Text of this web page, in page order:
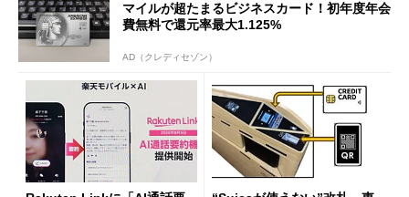
マイルが超たまるビジネスカード！初年度年会
費無料で還元率最大1.125%
AD（クレディセゾン）